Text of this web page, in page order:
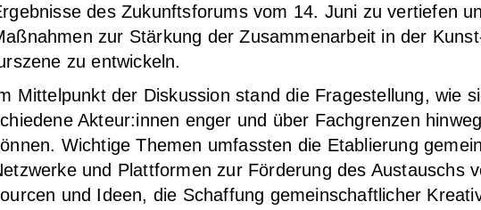
des Zukunfts­fo­rums vom 14. Juni zu ver­tie­fen
zur Stär­kung der Zusam­men­ar­beit in der
zu ent­wi­ckeln.
Mit­tel­punkt der Dis­kus­si­on stand die Fra­ge­stel­lung, wie
Akteur:innen enger und über Fach­gren­zen
Wich­ti­ge The­men umfass­ten die Eta­blie­rung
und Platt­for­men zur För­de­rung des Aus­tauschs
und Ideen, die Schaf­fung gemein­schaft­li­cher